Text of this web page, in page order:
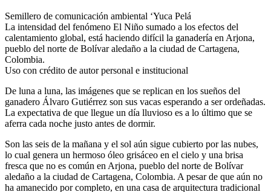
Semillero de comunicación ambiental ‘Yuca Pelá
La intensidad del fenómeno El Niño sumado a los efectos del
calentamiento global, está haciendo difícil la ganadería en Arjona,
pueblo del norte de Bolívar aledaño a la ciudad de Cartagena,
Colombia.
Uso con crédito de autor personal e institucional
De luna a luna, las imágenes que se replican en los sueños del
ganadero Álvaro Gutiérrez son sus vacas esperando a ser ordeñadas.
La expectativa de que llegue un día lluvioso es a lo último que se
aferra cada noche justo antes de dormir.
Son las seis de la mañana y el sol aún sigue cubierto por las nubes,
lo cual genera un hermoso óleo grisáceo en el cielo y una brisa
fresca que no es común en Arjona, pueblo del norte de Bolívar
aledaño a la ciudad de Cartagena, Colombia. A pesar de que aún no
ha amanecido por completo, en una casa de arquitectura tradicional